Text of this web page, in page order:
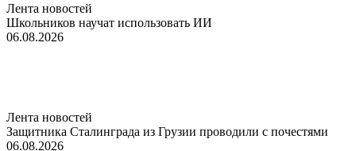
Лента новостей
Школьников научат использовать ИИ
06.08.2026
Лента новостей
Защитника Сталинграда из Грузии проводили с почестями
06.08.2026